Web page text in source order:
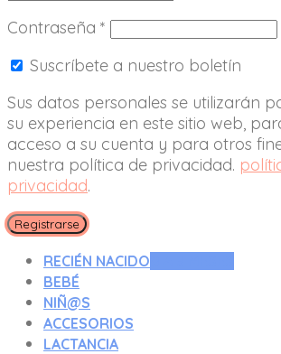
Contraseña *
Suscríbete a nuestro boletín
Sus datos personales se utilizarán
su experiencia en este sitio web,
acceso a su cuenta y para otros
nuestra política de privacidad.
privacidad.
Registrarse
RECIÉN NACIDO
BEBÉ
NIÑ@S
ACCESORIOS
LACTANCIA